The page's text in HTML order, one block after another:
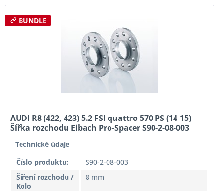
BUNDLE
AUDI R8 (422, 423) 5.2 FSI quattro 570 PS (14-15)
Šířka rozchodu Eibach Pro-Spacer S90-2-08-003
Technické údaje
Číslo produktu:
S90-2-08-003
Šíření rozchodu /
Kolo
8 mm